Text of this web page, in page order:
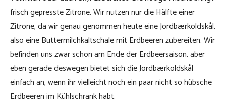
frisch gepresste Zitrone. Wir nutzen nur die Hälfte einer
Zitrone, da wir genau genommen heute eine Jordbærkoldskål,
also eine Buttermilchkaltschale mit Erdbeeren zubereiten. Wir
befinden uns zwar schon am Ende der Erdbeersaison, aber
eben gerade deswegen bietet sich die Jordbærkoldskål
einfach an, wenn ihr vielleicht noch ein paar nicht so hübsche
Erdbeeren im Kühlschrank habt.